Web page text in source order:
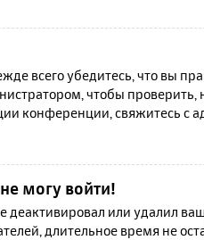
всего убедитесь, что вы
чтобы
конференции, свяжитесь с
могу войти!
или удалил
длительное время не